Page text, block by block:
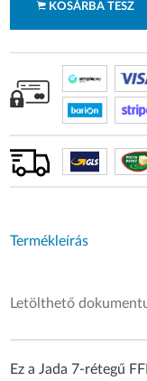
KOSÁRBA TESZ
Termékleírás
Letölthető
Ez a Jada 7-rétegű